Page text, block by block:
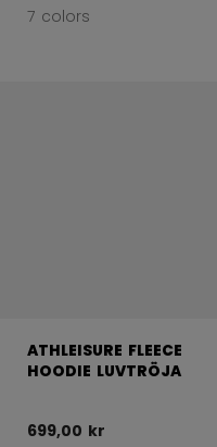
7 colors
ATHLEISURE FLEECE
HOODIE LUVTRÖJA
699,00 kr